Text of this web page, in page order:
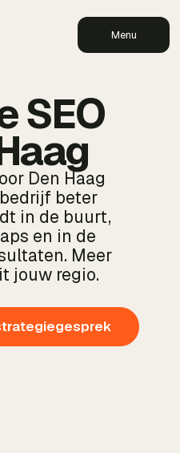
Menu
SEO
Den Haag
beter
in de buurt,
en in de
Meer
jouw regio.